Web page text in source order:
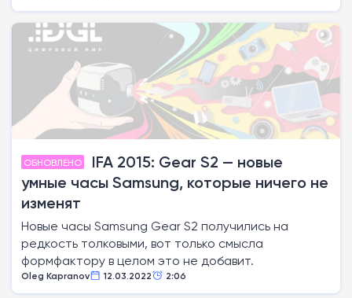
ОБНОВЛЕНО
IFA 2015: Gear S2 — новые
умные часы Samsung, которые ничего не
изменят
Новые часы Samsung Gear S2 получились на
редкость толковыми, вот только смысла
формфактору в целом это не добавит.
Oleg Kapranov 12.03.2022 2:06